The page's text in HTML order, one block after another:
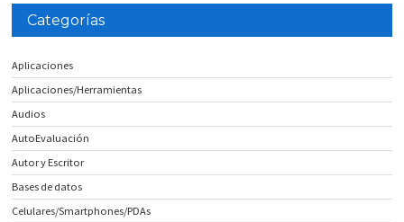
Categorías
Aplicaciones
Aplicaciones/Herramientas
Audios
AutoEvaluación
Autor y Escritor
Bases de datos
Celulares/Smartphones/PDAs